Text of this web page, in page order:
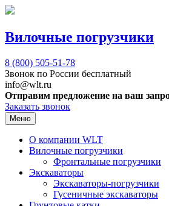
Вилочные погрузчики
8 (800) 505-51-78
Звонок по России бесплатный
info@wlt.ru
Отправим предложение на ваш
Заказать звонок
Меню
О компании WLT
Вилочные погрузчики
Фронтальные погрузчики
Экскаваторы
Экскаваторы-погрузчики
Гусеничные экскаваторы